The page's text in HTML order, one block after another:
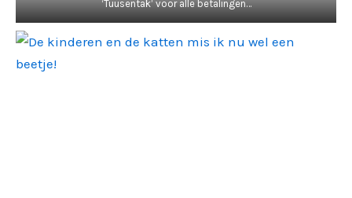
‘Tuusentak’ voor alle betalingen…